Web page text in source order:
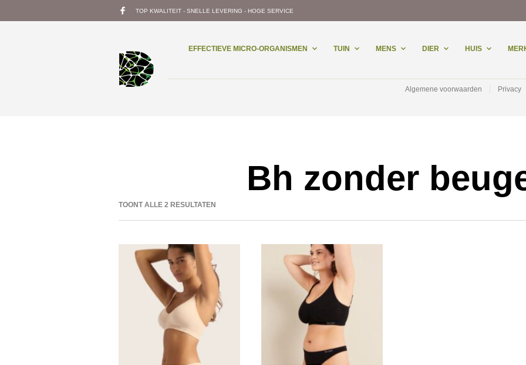
TOP KWALITEIT - SNELLE LEVERING - HOGE SERVICE
EFFECTIEVE MICRO-ORGANISMEN TUIN MENS DIER HUIS
Algemene voorwaarden Privacy
Bh zonder
TOONT ALLE 2 RESULTATEN